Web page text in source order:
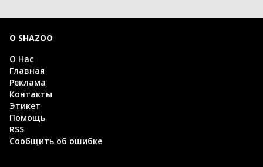
О SHAZOO
О Нас
Главная
Реклама
Контакты
Этикет
Помощь
RSS
Сообщить об ошибке